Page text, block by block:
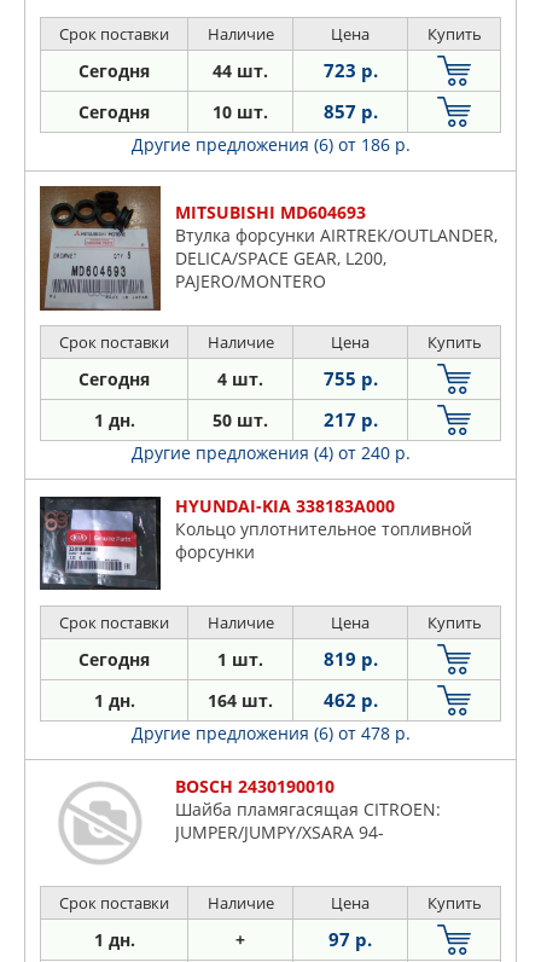
Срок поставки Наличие Цена Купить
Сегодня 44 шт. 723 р.
Сегодня 10 шт. 857 р.
Другие предложения (6) от 186 р.
MITSUBISHI MD604693
Втулка форсунки AIRTREK/OUTLANDER,
DELICA/SPACE GEAR, L200,
PAJERO/MONTERO
Срок поставки Наличие Цена Купить
Сегодня 4 шт. 755 р.
1 дн. 50 шт. 217 р.
Другие предложения (4) от 240 р.
HYUNDAI-KIA 338183A000
Кольцо уплотнительное топливной
форсунки
Срок поставки Наличие Цена Купить
Сегодня 1 шт. 819 р.
1 дн. 164 шт. 462 р.
Другие предложения (6) от 478 р.
BOSCH 2430190010
Шайба пламягасящая CITROEN:
JUMPER/JUMPY/XSARA 94-
Срок поставки Наличие Цена Купить
1 дн. + 97 р.